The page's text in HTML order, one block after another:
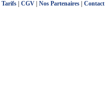
Tarifs CGV Nos Partenaires Contact